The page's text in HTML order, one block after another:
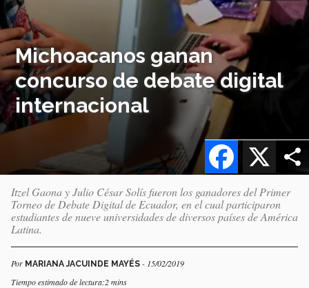
Michoacanos ganan
concurso de debate digital
internacional
X
Facebook
Itzel Gaona y Julio César Solís fueron los ganadores del Primer
Torneo de Debate Digital de Ecuador, en el cual participaron
estudiantes de nueve universidades de diversos países de América
Latina.
Por MARIANA JACUINDE MAYÉS - 15/02/2019
Tiempo estimado de lectura:2 mins